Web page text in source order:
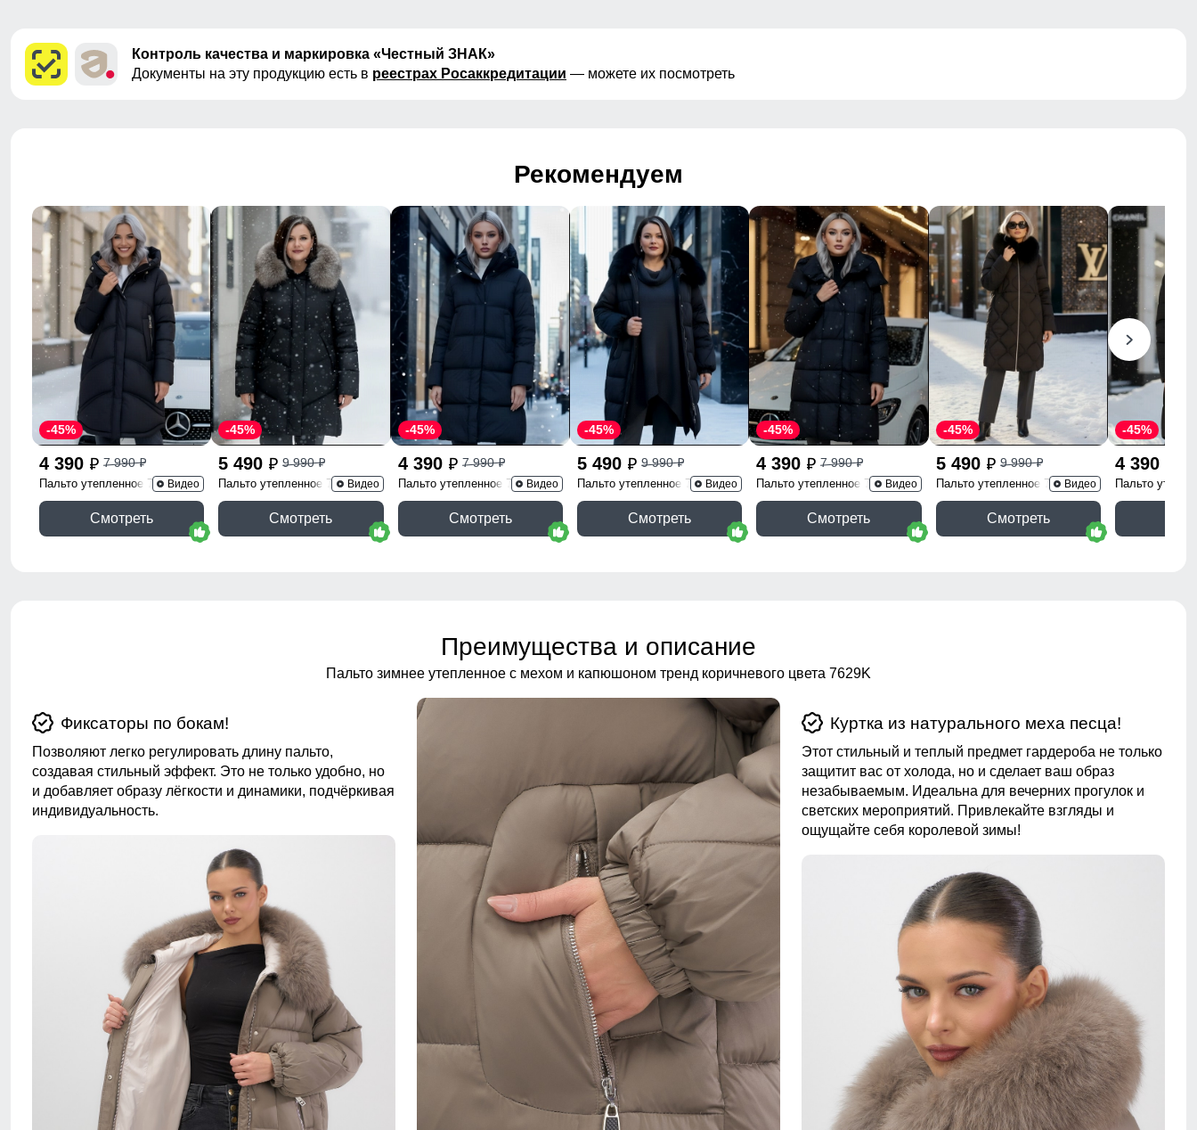
Контроль качества и маркировка «Честный ЗНАК»
Документы на эту продукцию есть в реестрах Росаккредитации — можете их посмотреть
Рекомендуем
4 390 p 7 990p
-45%
Пальто утепленное 7747Ch
Видео
Смотреть
5 490 p 9 990p
-45%
Пальто утепленное 7745Ch
Видео
Смотреть
4 390 p 7 990p
-45%
Пальто утепленное 7618Ch
Видео
Смотреть
5 490 p 9 990p
-45%
Пальто утепленное 7629Ch
Видео
Смотреть
4 390 p 7 990p
-45%
Пальто утепленное 7700Ch
Видео
Смотреть
5 490 p 9 990p
-45%
Пальто утепленное 7753Ch
Видео
Смотреть
4 390
-45%
Пальто
Преимущества и описание
Пальто зимнее утепленное с мехом и капюшоном тренд коричневого цвета 7629K
Фиксаторы по бокам!
Позволяют легко регулировать длину пальто,
создавая стильный эффект. Это не только удобно, но
и добавляет образу лёгкости и динамики, подчёркивая
индивидуальность.
Куртка из натурального меха песца!
Этот стильный и теплый предмет гардероба не только
защитит вас от холода, но и сделает ваш образ
незабываемым. Идеальна для вечерних прогулок и
светских мероприятий. Привлекайте взгляды и
ощущайте себя королевой зимы!